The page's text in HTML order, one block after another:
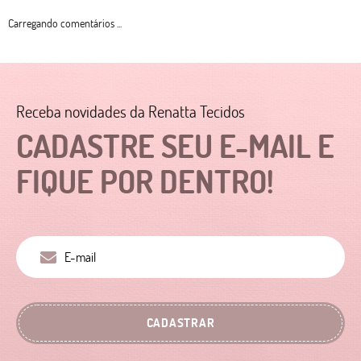
Carregando comentários ...
CADASTRE SEU E-MAIL E
FIQUE POR DENTRO!
Receba novidades da Renatta Tecidos
CADASTRAR